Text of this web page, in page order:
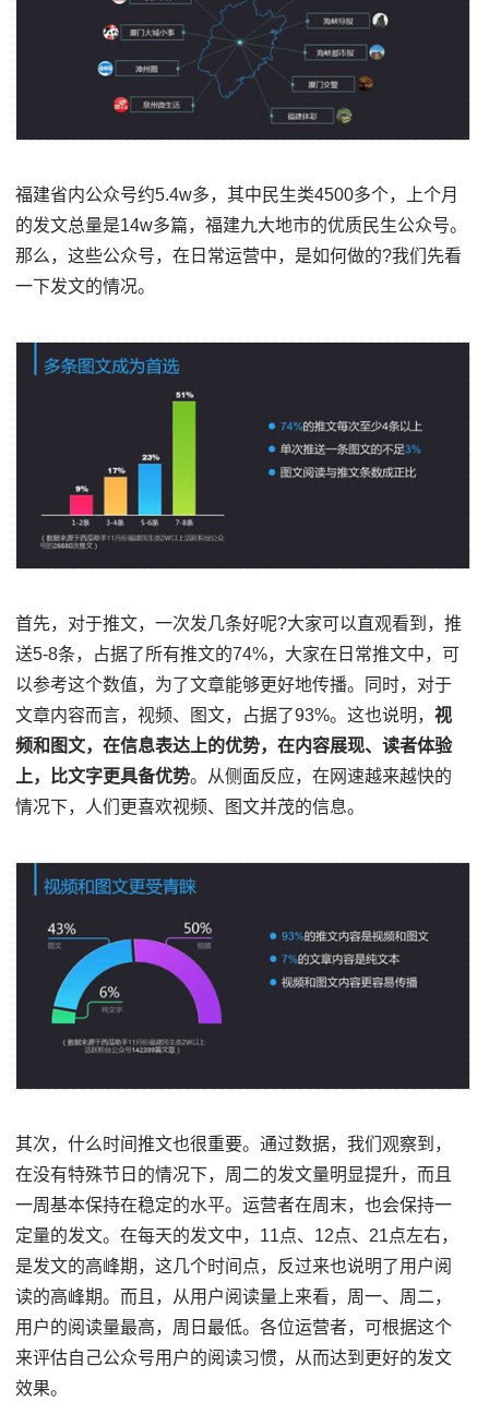
福建省内公众号约5.4w多，其中民生类4500多个，上个月
的发文总量是14w多篇，福建九大地市的优质民生公众号。
那么，这些公众号，在日常运营中，是如何做的?我们先看
一下发文的情况。
首先，对于推文，一次发几条好呢?大家可以直观看到，推
送5-8条，占据了所有推文的74%，大家在日常推文中，可
以参考这个数值，为了文章能够更好地传播。同时，对于
文章内容而言，视频、图文，占据了93%。这也说明，视
频和图文，在信息表达上的优势，在内容展现、读者体验
上，比文字更具备优势。从侧面反应，在网速越来越快的
情况下，人们更喜欢视频、图文并茂的信息。
其次，什么时间推文也很重要。通过数据，我们观察到，
在没有特殊节日的情况下，周二的发文量明显提升，而且
一周基本保持在稳定的水平。运营者在周末，也会保持一
定量的发文。在每天的发文中，11点、12点、21点左右，
是发文的高峰期，这几个时间点，反过来也说明了用户阅
读的高峰期。而且，从用户阅读量上来看，周一、周二，
用户的阅读量最高，周日最低。各位运营者，可根据这个
来评估自己公众号用户的阅读习惯，从而达到更好的发文
效果。